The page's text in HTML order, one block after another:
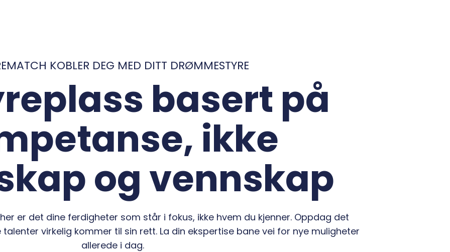
KOBLER DEG MED DITT DRØMMESTYRE
basert på
ikke
og vennskap
er det dine ferdigheter som står i fokus, ikke hvem du kjenner. Oppdag det
virkelig kommer til sin rett. La din ekspertise bane vei for nye muligheter
allerede i dag.